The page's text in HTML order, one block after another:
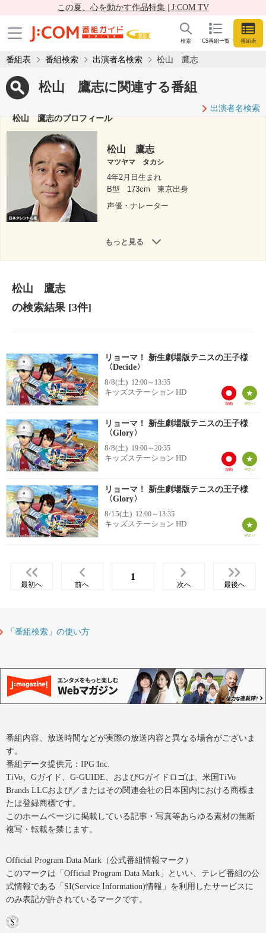
この夏、心を動かす作品特集 | J:COM TV
CS番組一覧 番組表
検索
番組表 番組検索 出演者名検索 松山 鷹志
松山 鷹志に関連する番組
出演者名検索
松山 鷹志のプロフィール
松山 鷹志
マツヤマ タカシ
4年2月日生まれ
B型
173cm
東京出身
声優・ナレーター
もっと見る
松山 鷹志
の検索結果[3件]
リョーマ！ 新生劇場版テニスの王子様
〈Decide〉
8/8(土) 12:00～13:35
キッズステーション HD
リョーマ！ 新生劇場版テニスの王子様
〈Glory〉
8/8(土) 19:00～20:35
キッズステーション HD
リョーマ！ 新生劇場版テニスの王子様
〈Glory〉
8/15(土) 12:00～13:35
キッズステーション HD
最初へ 前へ
1
次へ 最後へ
「番組検索」の使い方
番組内容、放送時間などが実際の放送内容と異なる場合がございま
す。
番組データ提供元：IPG Inc.
TiVo、Gガイド、G-GUIDE、およびGガイドロゴは、米国TiVo
Brands LLCおよび／またはその関連会社の日本国内における商標ま
たは登録商標です。
このホームページに掲載している記事・写真等あらゆる素材の無断
複写・転載を禁じます。
Official Program Data Mark（公式番組情報マーク）
このマークは「Official Program Data Mark」といい、テレビ番組の公
式情報である「SI(Service Information)情報」を利用したサービスに
のみ表記が許されているマークです。